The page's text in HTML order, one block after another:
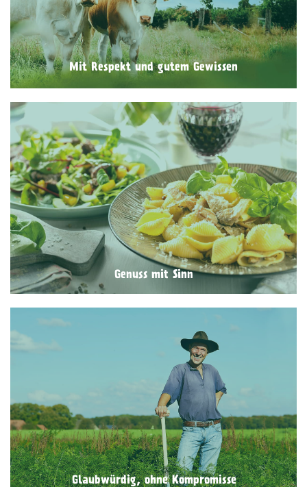
Mit Respekt und gutem Gewissen
ausschließlich Biofutter, größtenteils vom eigenen
Hof. Kein konventionelles Soja-Kraftfutter und kein
gentechnisch verändertes Futter.
Genuss mit Sinn
Genuss mit Sinn
Die Pflanzen und Tiere, die aus einer konsequent
gelebten biologischen Landwirtschaft erwachsen,
bedürfen mehr Zeit zum Wachsen und Reifen und
auch mehr Zuwendung. Die Liebe, die größtenteils
kleinbäuerliche und handwerkliche Betriebe in ihre
Erzeugnisse stecken, ist zu schmecken. Wir sind
überzeugt: Bio und Genuss gehören zusammen und
verstärken sich.
Glaubwürdig, ohne Kompromisse
Glaubwürdig, ohne Kompromisse
Wir garantieren kontrollierte Bio-Qualität für unser
gesamtes Lebensmittelangebot und unsere
Naturkosmetik. Dafür bürgen wir. Unser gesamtes
Sortiment wird zudem regelmäßig von einer
unabhängigen Biokontrollstelle geprüft.